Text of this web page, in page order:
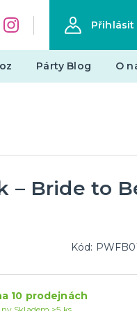
Přihlásit
Párty Blog O
Stolní hry
Novinky !
– Bride to
Kód:
10 prodejnách